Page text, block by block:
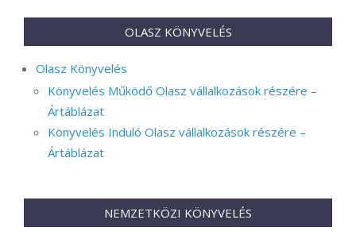
OLASZ KÖNYVELÉS
Olasz Könyvelés
Könyvelés Működő Olasz vállalkozások részére –
Ártáblázat
Könyvelés Induló Olasz vállalkozások részére –
Ártáblázat
NEMZETKÖZI KÖNYVELÉS